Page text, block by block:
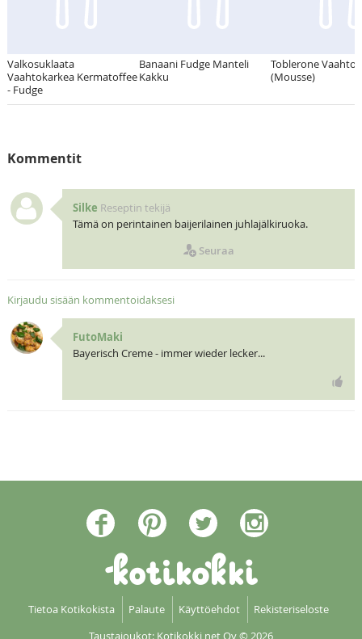
Valkosuklaata
Vaahtokarkea Kermatoffee
- Fudge
Banaani Fudge Manteli
Kakku
Toblerone Vaahtoa
(Mousse)
Kommentit
Silke Reseptin tekijä
Tämä on perintainen baijerilainen juhlajälkiruoka.
Seuraa
Kirjaudu sisään kommentoidaksesi
FutoMaki
Bayerisch Creme - immer wieder lecker...
Tietoa Kotikokista Palaute Käyttöehdot
Rekisteriseloste
Taustajoukot: Kotikokki net Oy© 2026